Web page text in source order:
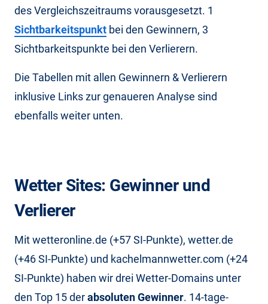
des Vergleichszeitraums vorausgesetzt. 1
Sichtbarkeitspunkt bei den Gewinnern, 3
Sichtbarkeitspunkte bei den Verlierern.
Die Tabellen mit allen Gewinnern & Verlierern
inklusive Links zur genaueren Analyse sind
ebenfalls weiter unten.
Wetter Sites: Gewinner und
Verlierer
Mit wetteronline.de (+57 SI-Punkte), wetter.de
(+46 SI-Punkte) und kachelmannwetter.com (+24
SI-Punkte) haben wir drei Wetter-Domains unter
den Top 15 derabsoluten Gewinner. 14-tage-